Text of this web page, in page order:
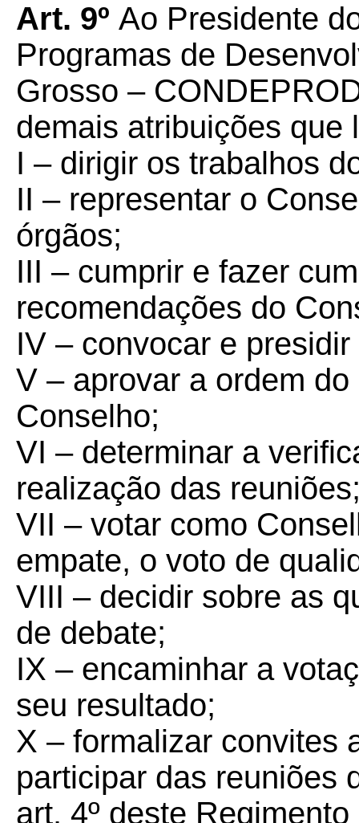
Art. 9º Ao Presidente
Programas de
Grosso –
demais atribuições que
I – dirigir os trabalhos
II – representar o
órgãos;
III – cumprir e fazer
recomendações do
IV – convocar e
V – aprovar a ordem
Conselho;
VI – determinar a
realização das
VII – votar como
empate, o voto de
VIII – decidir sobre as
de debate;
IX – encaminhar a
seu resultado;
X – formalizar convites
participar das reuniões
art. 4º deste